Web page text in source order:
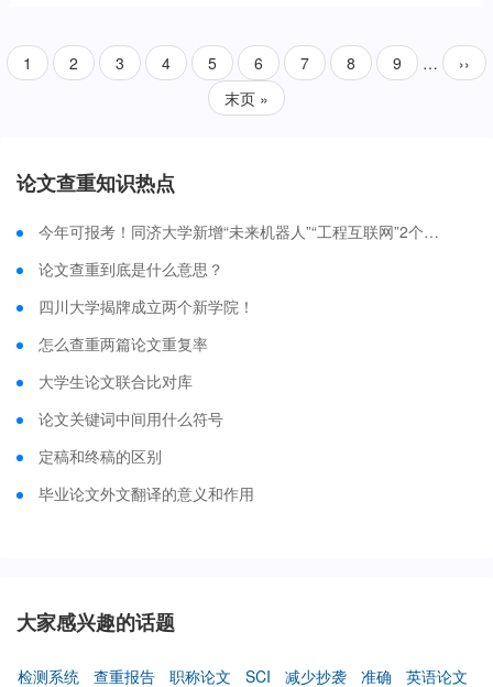
1 2 3 4 5 6 7 8 9 …
››
末页 »
论文查重知识热点
今年可报考！同济大学新增“未来机器人”“工程互联网”2个本科专业
论文查重到底是什么意思？
四川大学揭牌成立两个新学院！
怎么查重两篇论文重复率
大学生论文联合比对库
论文关键词中间用什么符号
定稿和终稿的区别
毕业论文外文翻译的意义和作用
大家感兴趣的话题
检测系统 查重报告 职称论文 SCI 减少抄袭 准确 英语论文